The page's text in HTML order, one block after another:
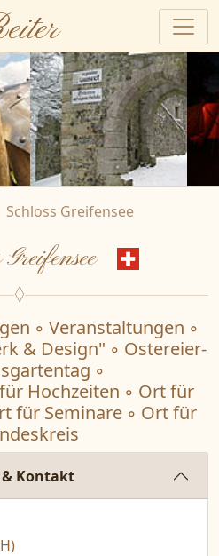
Schloss Greifensee
◦ Veranstaltungen ◦
& Design" ◦ Ostereier-
◦
Hochzeiten ◦ Ort für
für Seminare ◦ Ort für
Kontakt